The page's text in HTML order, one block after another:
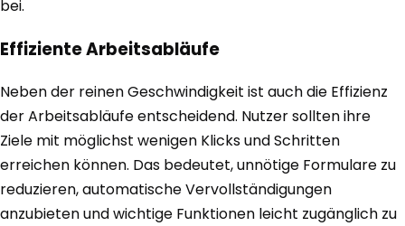
bei.
Effiziente Arbeitsabläufe
Neben der reinen Geschwindigkeit ist auch die Effizienz
der Arbeitsabläufe entscheidend. Nutzer sollten ihre
Ziele mit möglichst wenigen Klicks und Schritten
erreichen können. Das bedeutet, unnötige Formulare zu
reduzieren, automatische Vervollständigungen
anzubieten und wichtige Funktionen leicht zugänglich zu